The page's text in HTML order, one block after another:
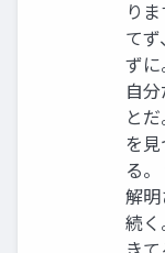
り
て
ず
自
と
を
る
解
続